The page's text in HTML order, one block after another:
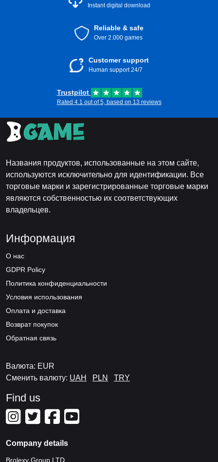
Instant digital download
Reliable & safe
Over 2.000 games
Customer support
Human support 24/7
Trustpilot
Rated 4.1 out of 5, based on 13 reviews
Названия продуктов, использованные на этом сайте,
используются исключительно для идентификации. Все
торговые марки и зарегистрированные торговые марки
являются собственностью их соответствующих
владельцев.
Информация
О нас
GDPR Policy
Политика конфиденциальности
Условия использования
Оплата и доставка
Возврат покупок
Обратная связь
Валюта: EUR
Сменить валюту: UAH PLN TRY
Find us
Company details
Brolexy Group LTD